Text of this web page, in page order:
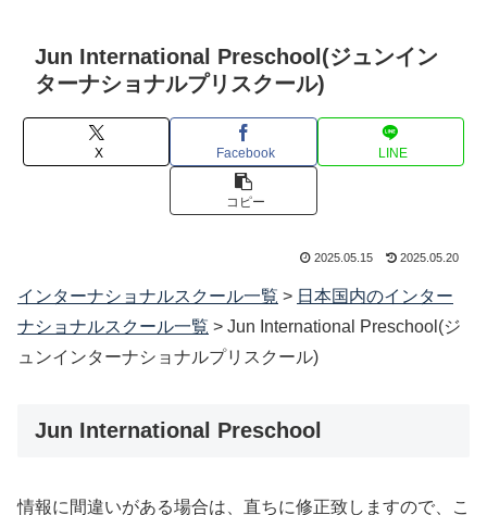
Jun International Preschool(ジュンイン
ターナショナルプリスクール)
X Facebook LINE
コピー
2025.05.15 2025.05.20
インターナショナルスクール一覧 > 日本国内のインター
ナショナルスクール一覧 > Jun International Preschool(ジ
ュンインターナショナルプリスクール)
Jun International Preschool
情報に間違いがある場合は、直ちに修正致しますので、こ